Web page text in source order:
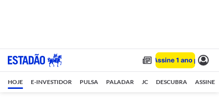
HOJE E-INVESTIDOR PULSA PALADAR JC DESCUBRA ASSINE